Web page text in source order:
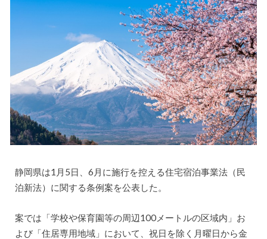
静岡県は1月5日、6月に施行を控える住宅宿泊事業法（民
泊新法）に関する条例案を公表した。
案では「学校や保育園等の周辺100メートルの区域内」お
よび「住居専用地域」において、祝日を除く月曜日から金